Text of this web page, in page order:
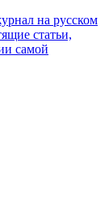
на русском
статьи,
самой